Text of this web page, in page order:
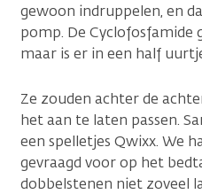
gewoon indruppelen, en
pomp. De Cyclofosfamide
maar is er in een half
Ze zouden achter de
het aan te laten passen.
een spelletjes Qwixx. We
gevraagd voor op het
dobbelstenen niet zoveel